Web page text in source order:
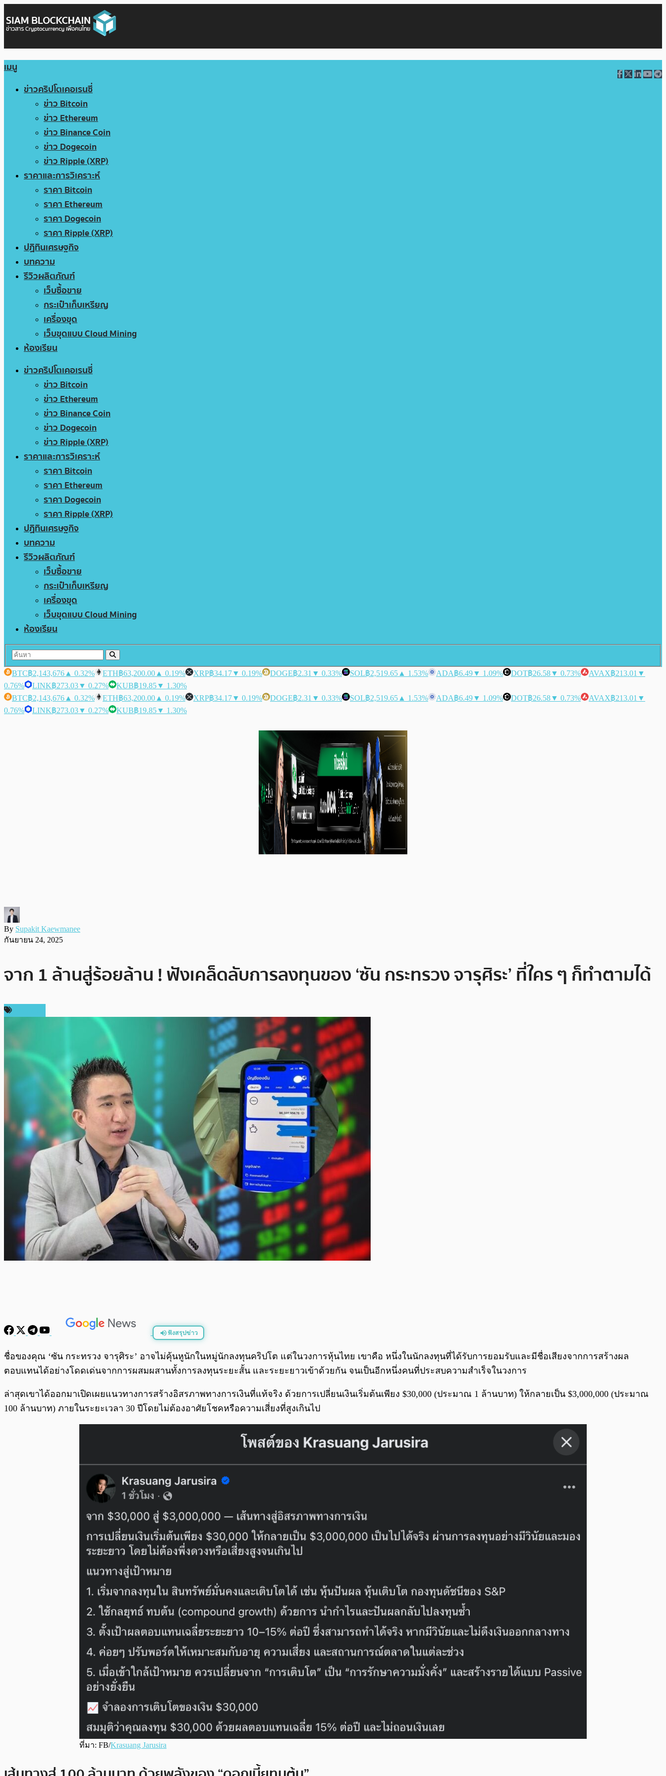
เมนู
ข่าวคริปโตเคอเรนซี่
ข่าว Bitcoin
ข่าว Ethereum
ข่าว Binance Coin
ข่าว Dogecoin
ข่าว Ripple (XRP)
ราคาและการวิเคราะห์
ราคา Bitcoin
ราคา Ethereum
ราคา Dogecoin
ราคา Ripple (XRP)
ปฏิทินเศรษฐกิจ
บทความ
รีวิวผลิตภัณฑ์
เว็บซื้อขาย
กระเป๋าเก็บเหรียญ
เครื่องขุด
เว็บขุดแบบ Cloud Mining
ห้องเรียน
ข่าวคริปโตเคอเรนซี่
ข่าว Bitcoin
ข่าว Ethereum
ข่าว Binance Coin
ข่าว Dogecoin
ข่าว Ripple (XRP)
ราคาและการวิเคราะห์
ราคา Bitcoin
ราคา Ethereum
ราคา Dogecoin
ราคา Ripple (XRP)
ปฏิทินเศรษฐกิจ
บทความ
รีวิวผลิตภัณฑ์
เว็บซื้อขาย
กระเป๋าเก็บเหรียญ
เครื่องขุด
เว็บขุดแบบ Cloud Mining
ห้องเรียน
BTC฿2,143,676 ▲ 0.32% ETH฿63,200.00 ▲ 0.19% XRP฿34.17▼ 0.19% DOGE฿2.31 ▼ 0.33% SOL฿2,519.65 ▲ 1.53% ADA฿6.49▼ 1.09% DOT฿26.58▼ 0.73% AVAX฿213.01 ▼
0.76%
LINK฿273.03▼ 0.27% KUB฿19.85▼ 1.30%
BTC฿2,143,676 ▲ 0.32% ETH฿63,200.00 ▲ 0.19% XRP฿34.17▼ 0.19% DOGE฿2.31 ▼ 0.33% SOL฿2,519.65 ▲ 1.53% ADA฿6.49▼ 1.09% DOT฿26.58▼ 0.73% AVAX฿213.01 ▼
0.76%
LINK฿273.03▼ 0.27% KUB฿19.85▼ 1.30%
By Supakit Kaewmanee
กันยายน 24, 2025
จาก 1 ล้านสู่ร้อยล้าน ! ฟังเคล็ดลับการลงทุนของ ‘ซัน กระทรวง จารุศิระ’ ที่ใคร ๆ ก็ทำตามได้
ฟังสรุปข่าว
พร้อมเล่น 0:00/
ชื่อของคุณ ‘ซัน กระทรวง จารุศิระ’ อาจไม่คุ้นหูนักในหมู่นักลงทุนคริปโต แต่ในวงการหุ้นไทย เขาคือ หนึ่งในนักลงทุนที่ได้รับการยอมรับและมีชื่อเสียงจากการสร้างผล
ตอบแทนได้อย่างโดดเด่นจากการผสมผสานทั้งการลงทุนระยะสั้น และระยะยาวเข้าด้วยกัน จนเป็นอีกหนึ่งคนที่ประสบความสำเร็จในวงการ
ล่าสุดเขาได้ออกมาเปิดเผยแนวทางการสร้างอิสรภาพทางการเงินที่แท้จริง ด้วยการเปลี่ยนเงินเริ่มต้นเพียง $30,000 (ประมาณ 1 ล้านบาท) ให้กลายเป็น $3,000,000 (ประมาณ
100 ล้านบาท) ภายในระยะเวลา 30 ปีโดยไม่ต้องอาศัยโชคหรือความเสี่ยงที่สูงเกินไป
ที่มา: FB/Krasuang Jarusira